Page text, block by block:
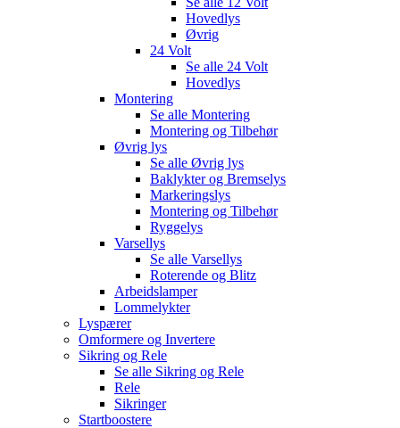
Hovedlys
Øvrig
24 Volt
Se alle 24 Volt
Hovedlys
Montering
Se alle Montering
Montering og Tilbehør
Øvrig lys
Se alle Øvrig lys
Baklykter og Bremselys
Markeringslys
Montering og Tilbehør
Ryggelys
Varsellys
Se alle Varsellys
Roterende og Blitz
Arbeidslamper
Lommelykter
Lyspærer
Omformere og Invertere
Sikring og Rele
Se alle Sikring og Rele
Rele
Sikringer
Startboostere